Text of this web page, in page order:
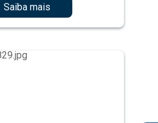
Saiba mais